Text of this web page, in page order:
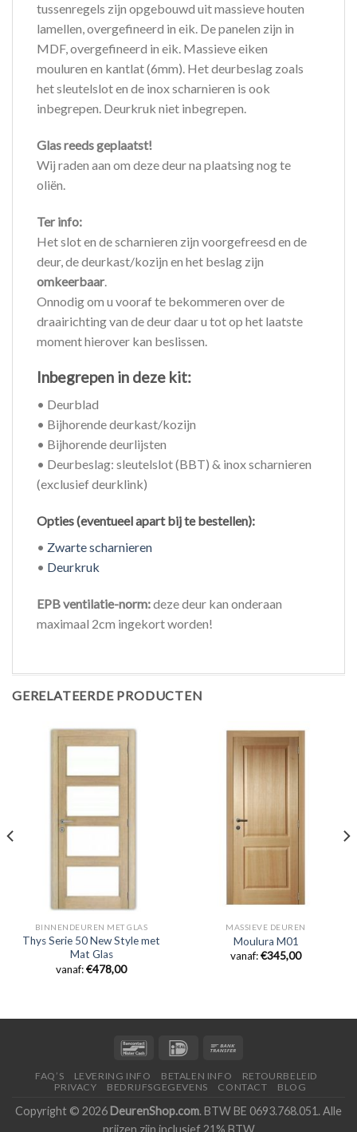
tussenregels zijn opgebouwd uit massieve houten
lamellen, overgefineerd in eik. De panelen zijn in
MDF, overgefineerd in eik. Massieve eiken
mouluren en kantlat (6mm). Het deurbeslag zoals
het sleutelslot en de inox scharnieren is ook
inbegrepen. Deurkruk niet inbegrepen.
Glas reeds geplaatst!
Wij raden aan om deze deur na plaatsing nog te
oliën.
Ter info:
Het slot en de scharnieren zijn voorgefreesd en de
deur, de deurkast/kozijn en het beslag zijn
omkeerbaar.
Onnodig om u vooraf te bekommeren over de
draairichting van de deur daar u tot op het laatste
moment hierover kan beslissen.
Inbegrepen in deze kit:
• Deurblad
• Bijhorende deurkast/kozijn
• Bijhorende deurlijsten
• Deurbeslag: sleutelslot (BBT) & inox scharnieren
(exclusief deurklink)
Opties (eventueel apart bij te bestellen):
• Zwarte scharnieren
• Deurkruk
EPB ventilatie-norm:deze deur kan onderaan
maximaal 2cm ingekort worden!
GERELATEERDE PRODUCTEN
BINNENDEUREN MET GLAS
Thys Serie 50 New Style met
Mat Glas
vanaf:€478,00
MASSIEVE DEUREN
Moulura M01
vanaf:€345,00
FAQ’S LEVERING INFO BETALEN INFO
RETOURBELEID
PRIVACY
BEDRIJFSGEGEVENS CONTACT BLOG
Copyright © 2026 DeurenShop.com. BTW BE 0693.768.051. Alle
prijzen zijn inclusief 21% BTW